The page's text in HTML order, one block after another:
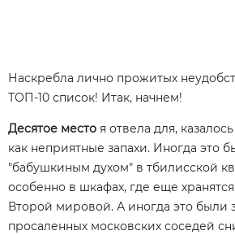
Наскребла лично прожитых
ТОП-10 список! Итак, начнем!
Десятое место я отвела для,
как неприятные запахи. Иногда это
"бабушкиным духом" в тбилисской
особенно в шкафах, где еще
Второй мировой. А иногда это были
просаленных московских соседей